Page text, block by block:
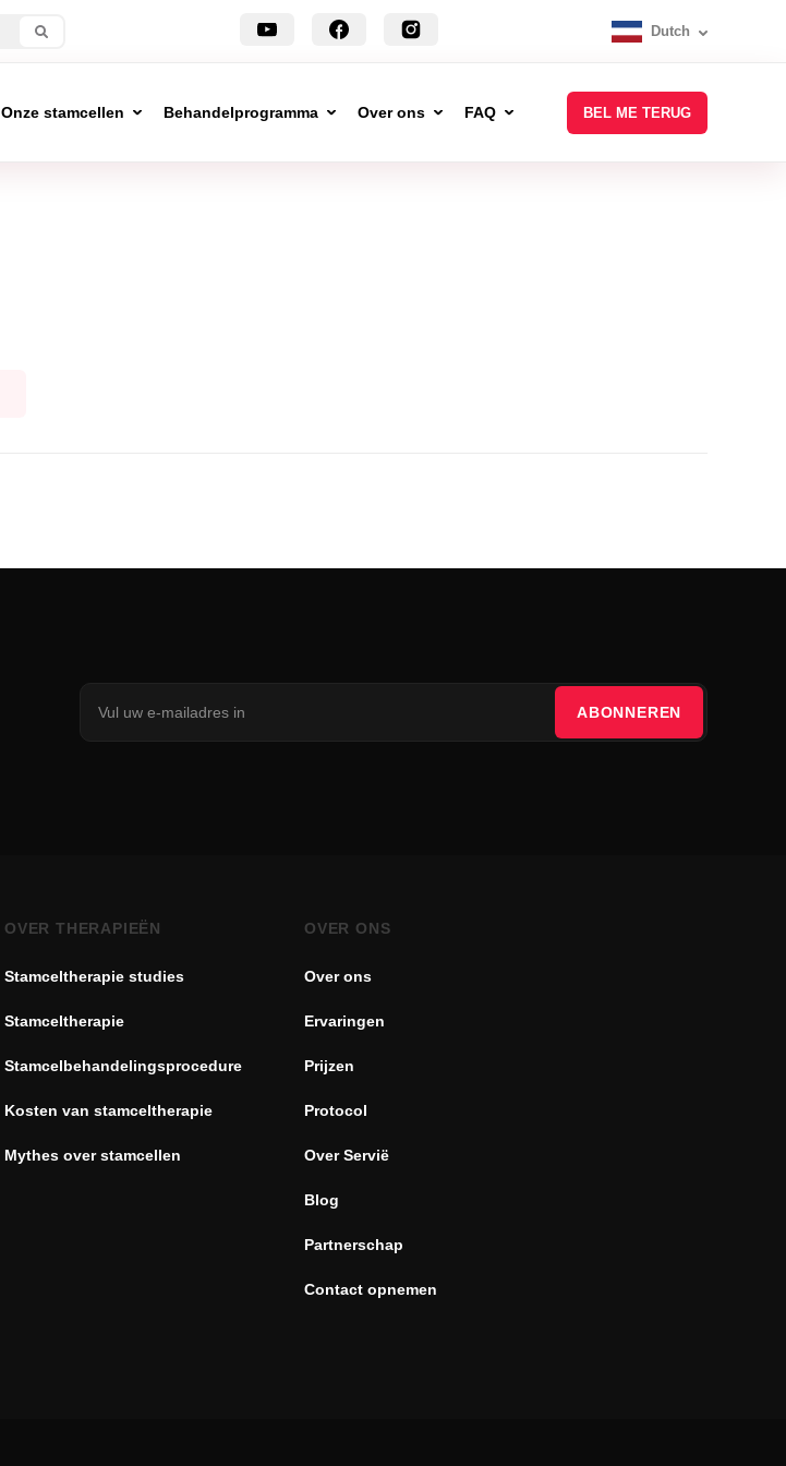
Dutch
Onze stamcellen Behandelprogramma Over ons FAQ BEL ME TERUG
ABONNEREN
OVER THERAPIEËN
Stamceltherapie studies
Stamceltherapie
Stamcelbehandelingsprocedure
Kosten van stamceltherapie
Mythes over stamcellen
OVER ONS
Over ons
Ervaringen
Prijzen
Protocol
Over Servië
Blog
Partnerschap
Contact opnemen